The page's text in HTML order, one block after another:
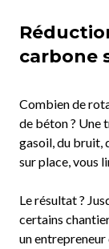
carbone
Combien de
de béton ? Une
gasoil, du bruit,
sur place, vous
Le résultat ?
certains
un entrepreneur